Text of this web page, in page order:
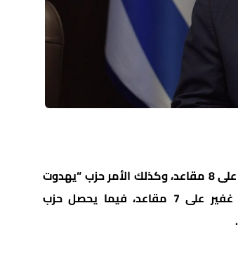
أما حزب “يشار” برئاسة عضو الكنيست السابق غابي ايزنكوت فيحصل على 8 مقاعد، وكذلك الأمر حزب “يهدوت
هتوراة”.ويحصل حزب “عوتسماه يهوديت” برئاسة الوزير ايتمار بن غفير على 7 مقاعد، فيما يحصل حزب